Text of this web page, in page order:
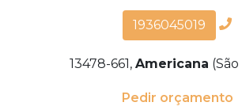
1936045019
13478-661, Americana
Pedir orçamento